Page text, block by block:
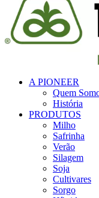
A PIONEER
Quem
História
PRODUTOS
Milho
Safrinha
Verão
Silagem
Soja
Cultivares
Sorgo